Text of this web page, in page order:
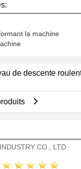
la machine
de descente
CO., LTD